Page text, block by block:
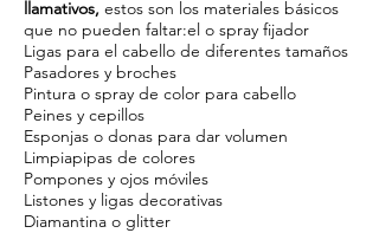
llamativos, estos son los materiales básicos
que no pueden faltar:el o spray fijador
Ligas para el cabello de diferentes tamaños
Pasadores y broches
Pintura o spray de color para cabello
Peines y cepillos
Esponjas o donas para dar volumen
Limpiapipas de colores
Pompones y ojos móviles
Listones y ligas decorativas
Diamantina o glitter